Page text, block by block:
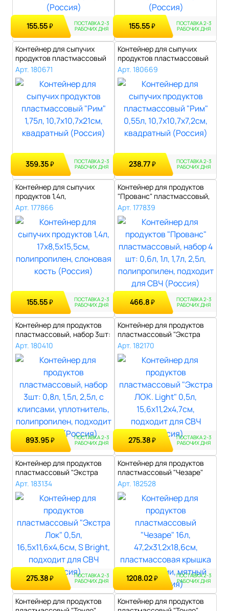
155.55₽ ПОСТАВКА 2-3
РАБОЧИХ ДНЯ 155.55₽ ПОСТАВКА 2-3
РАБОЧИХ ДНЯ
Контейнер для сыпучих
продуктов пластмассовый
"Рим" 1,7..
Арт. 180671
359.35₽ ПОСТАВКА 2-3
РАБОЧИХ ДНЯ
Контейнер для сыпучих
продуктов пластмассовый
"Рим" 0,5..
Арт. 180669
238.77₽ ПОСТАВКА 2-3
РАБОЧИХ ДНЯ
Контейнер для сыпучих
продуктов 1,4л,
17х8,5х15,5см, по..
Арт. 177866
155.55₽ ПОСТАВКА 2-3
РАБОЧИХ ДНЯ
Контейнер для продуктов
"Прованс" пластмассовый,
набор ..
Арт. 177839
466.8₽ ПОСТАВКА 2-3
РАБОЧИХ ДНЯ
Контейнер для продуктов
пластмассовый, набор 3шт:
0,8л,..
Арт. 180410
893.95₽ ПОСТАВКА 2-3
РАБОЧИХ ДНЯ
Контейнер для продуктов
пластмассовый "Экстра
ЛОК. Ligh..
Арт. 182170
275.38₽ ПОСТАВКА 2-3
РАБОЧИХ ДНЯ
Контейнер для продуктов
пластмассовый "Экстра
Лок" 0,5л..
Арт. 183134
275.38₽ ПОСТАВКА 2-3
РАБОЧИХ ДНЯ
Контейнер для продуктов
пластмассовый "Чезаре"
16л, 47,..
Арт. 182528
1208.02₽ ПОСТАВКА 2-3
РАБОЧИХ ДНЯ
Контейнер для продуктов
Контейнер для продуктов